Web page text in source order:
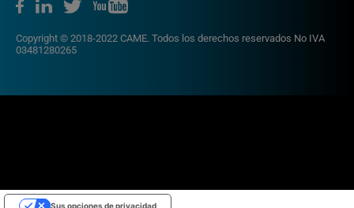
Copyright © 2018-2022 CAME. Todos los derechos reservados No IVA
03481280265
Sus opciones de privacidad